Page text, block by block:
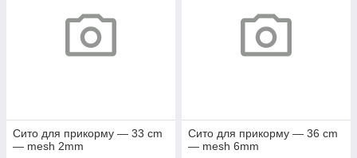
Сито для прикорму — 33 cm
— mesh 2mm
Сито для прикорму — 36 cm
— mesh 6mm